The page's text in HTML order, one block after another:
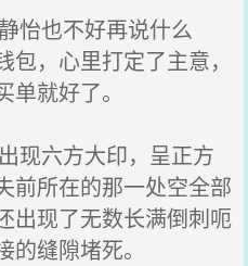
怡也不好再说什么
，心里打定了主意，
就好了。
现六方大印，呈正方
前所在的那一处空全部
出现了无数长满倒刺呃
缝隙堵死。